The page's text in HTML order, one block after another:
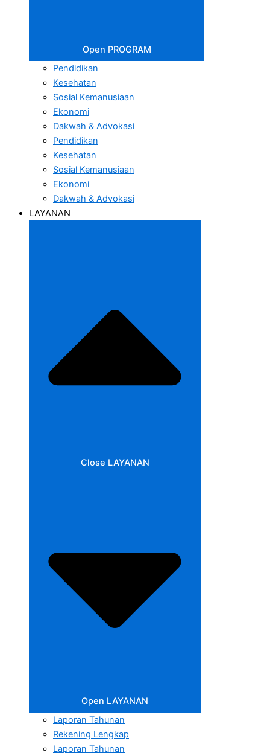
Open PROGRAM
Pendidikan
Kesehatan
Sosial Kemanusiaan
Ekonomi
Dakwah & Advokasi
Pendidikan
Kesehatan
Sosial Kemanusiaan
Ekonomi
Dakwah & Advokasi
LAYANAN
Close LAYANAN
Open LAYANAN
Laporan Tahunan
Rekening Lengkap
Laporan Tahunan